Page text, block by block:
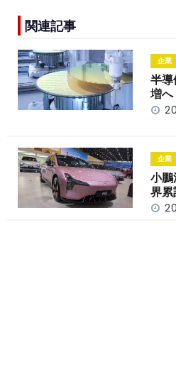
o
o
k
関連記事
企業
半導
増
企業
小
界